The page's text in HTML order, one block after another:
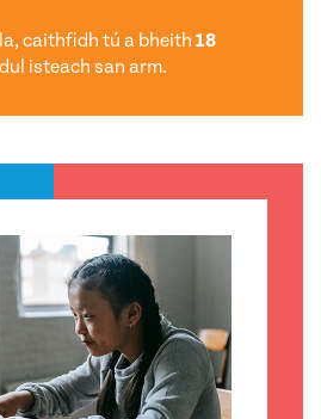
caithfidh tú a bheith 18
isteach san arm.